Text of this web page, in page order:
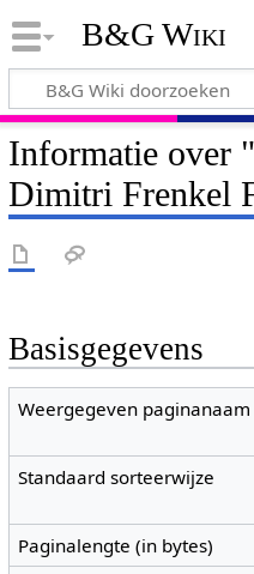
B&G Wiki
Informatie over
Dimitri Frenkel
Basisgegevens
Weergegeven paginanaam
Standaard sorteerwijze
Paginalengte (in bytes)